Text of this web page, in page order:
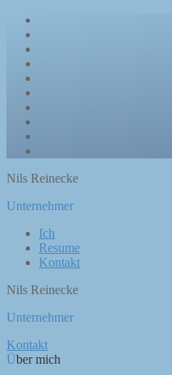
Nils Reinecke
Unternehmer
Ich
Resume
Kontakt
Nils Reinecke
Unternehmer
Kontakt
Über mich